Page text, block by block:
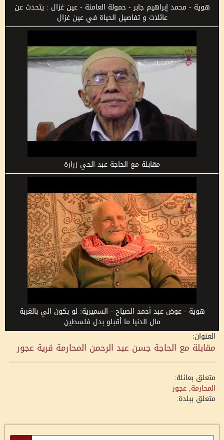
هوية - محمد إبراهيم جابر - حمولة العامنة - عين غزال : يتحدث عن
عائلات و تفاصيل الحياة في عين غزال
مقابلة مع الحاجة عبد الحي زرارة
هوية - عوض عبد أحمد الصياح - السميرية: لو بكون الي بالغربة
مال الدنيا ما أقبلو بدل فلسطين
العنوان:
مقابلة مع الحاجة حِسن عبد الرحمن المحارمة قرية عجور
متعلق بعائلة:
المحارمة, عجور
متعلق ببلدة: